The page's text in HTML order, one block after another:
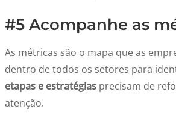
#5 Acompanhe as
As métricas são o mapa que as
dentro de todos os setores para
etapas e estratégias precisam de
atenção.